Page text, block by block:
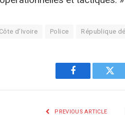
Côte d’Ivoire Police République
Facebook
PREVIOUS ARTICLE